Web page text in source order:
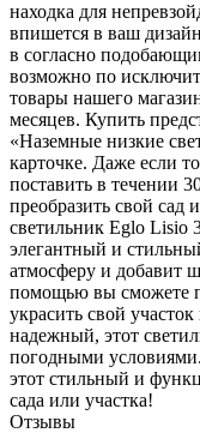
находка для
впишется в ваш
в согласно
возможно по
товары нашего
месяцев. Купить
«Наземные низкие
карточке. Даже если
поставить в течении
преобразить свой сад
светильник Eglo Lisio
элегантный и
атмосферу и добавит
помощью вы сможете
украсить свой
надежный, этот
погодными
этот стильный и
сада или участка!
Отзывы